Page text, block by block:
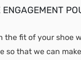
ENGAGEMENT
fit of your shoe
so that we can